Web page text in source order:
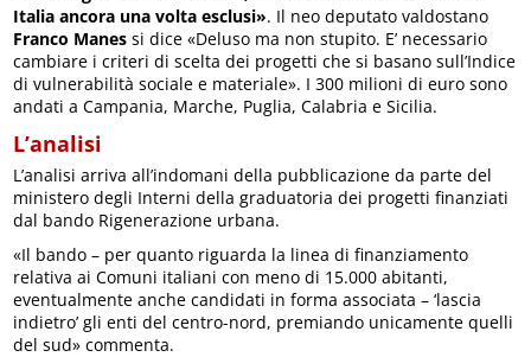
Italia ancora una volta esclusi». Il neo deputato valdostano
Franco Manes si dice «Deluso ma non stupito. E’ necessario
cambiare i criteri di scelta dei progetti che si basano sull’Indice
di vulnerabilità sociale e materiale». I 300 milioni di euro sono
andati a Campania, Marche, Puglia, Calabria e Sicilia.
L’analisi
L’analisi arriva all’indomani della pubblicazione da parte del
ministero degli Interni della graduatoria dei progetti finanziati
dal bando Rigenerazione urbana.
«Il bando – per quanto riguarda la linea di finanziamento
relativa ai Comuni italiani con meno di 15.000 abitanti,
eventualmente anche candidati in forma associata – ‘lascia
indietro’ gli enti del centro-nord, premiando unicamente quelli
del sud» commenta.